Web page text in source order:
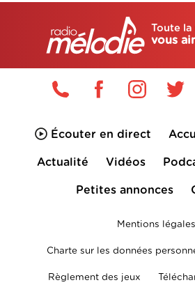
Toute la
vous
Écouter en direct
Actualité Vidéos
Petites annonces
Mentions légales
Charte sur les données
Règlement des jeux